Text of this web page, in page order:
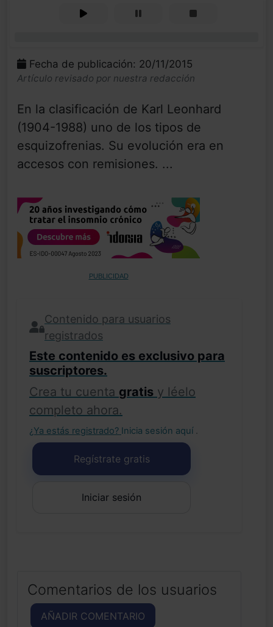
Fecha de publicación: 20/11/2015
Artículo revisado por nuestra redacción
En la clasificación de Karl Leonhard
(1904-1988) uno de los tipos de
esquizofrenias. Su evolución era en
accesos con remisiones. ...
PUBLICIDAD
Contenido para usuarios
registrados
Este contenido es exclusivo para
suscriptores.
Crea tu cuenta gratis y léelo
completo ahora.
¿Ya estás registrado? Inicia sesión aquí .
Regístrate gratis
Iniciar sesión
Comentarios de los usuarios
AÑADIR COMENTARIO